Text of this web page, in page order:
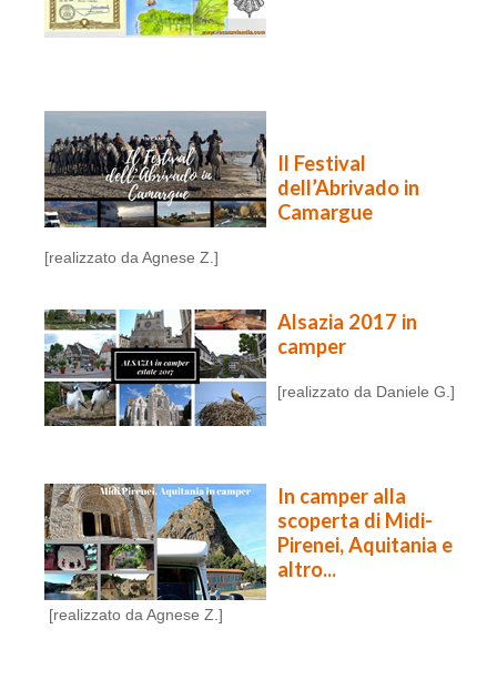
Il Festival
dell’Abrivado in
Camargue
[realizzato da Agnese Z.]
Alsazia 2017 in
camper
[realizzato da Daniele G.]
In camper alla
scoperta di Midi-
Pirenei, Aquitania e
altro...
[realizzato da Agnese Z.]